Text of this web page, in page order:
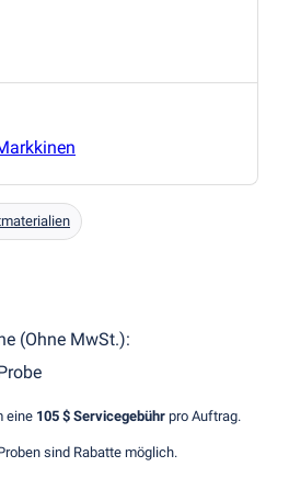
(Ohne MwSt.):
eine 105 $ Servicegebühr pro Auftrag.
sind Rabatte möglich.